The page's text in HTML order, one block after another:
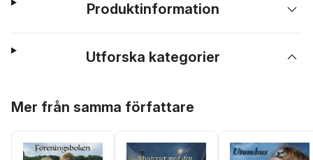
Produktinformation
Utforska kategorier
Mer från samma författare